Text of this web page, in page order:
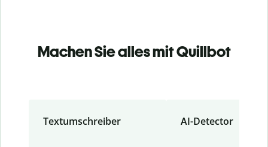
Machen Sie alles mit Quillbot
Textumschreiber AI-Detector